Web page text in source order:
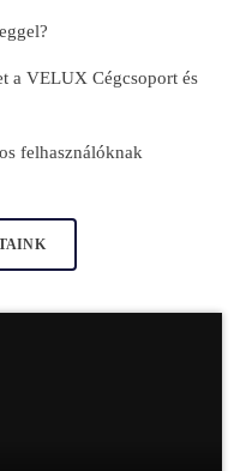
a VELUX Cégcsoport és
felhasználóknak